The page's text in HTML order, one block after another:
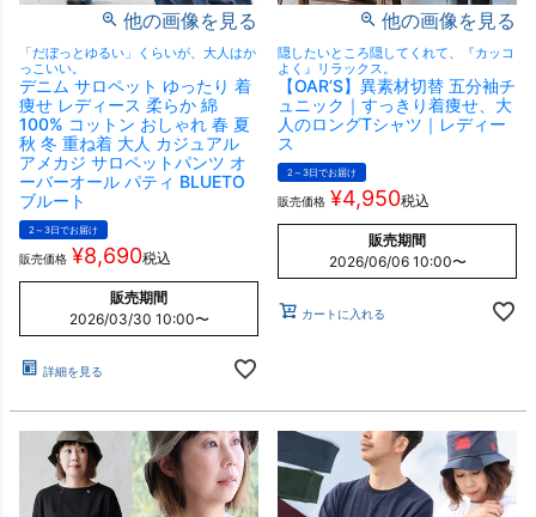
他の画像を見る
「だぼっとゆるい」くらいが、大人はか
っこいい。
デニム サロペット ゆったり 着
痩せ レディース 柔らか 綿
100% コットン おしゃれ 春 夏
秋 冬 重ね着 大人 カジュアル
アメカジ サロペットパンツ オ
ーバーオール パティ BLUETO
ブルート
2～3日でお届け
販売価格 ¥8,690税込
販売期間
2026/03/30 10:00〜
詳細を見る
他の画像を見る
隠したいところ隠してくれて、『カッコ
よく』リラックス。
【OAR’S】異素材切替 五分袖チ
ュニック｜すっきり着痩せ、大
人のロングTシャツ｜レディー
ス
2～3日でお届け
販売価格 ¥4,950税込
販売期間
2026/06/06 10:00〜
カートに入れる